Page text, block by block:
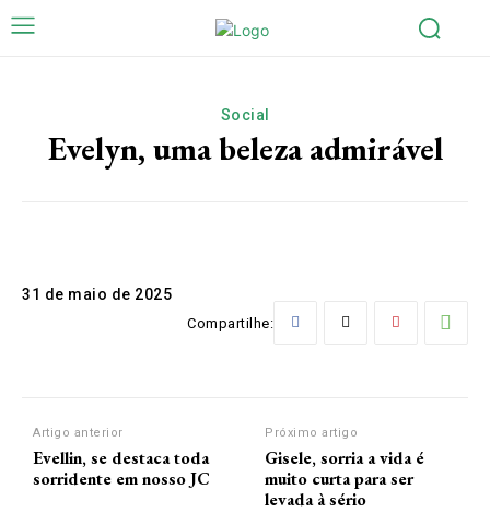
Social
Evelyn, uma beleza admirável
31 de maio de 2025
Compartilhe:
Artigo anterior
Evellin, se destaca toda
sorridente em nosso JC
Próximo artigo
Gisele, sorria a vida é
muito curta para ser
levada à sério